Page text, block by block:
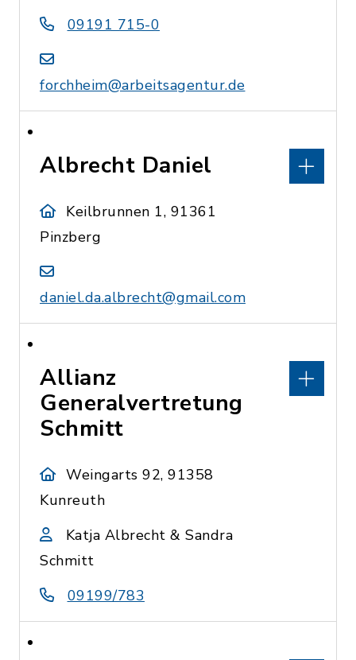
09191 715-0
forchheim@arbeitsagentur.de
Albrecht Daniel
Keilbrunnen 1, 91361
Pinzberg
daniel.da.albrecht@gmail.com
Allianz
Generalvertretung
Schmitt
Weingarts 92, 91358
Kunreuth
Katja Albrecht & Sandra
Schmitt
09199/783